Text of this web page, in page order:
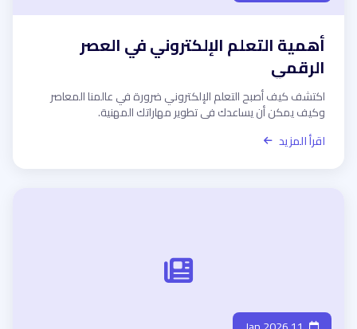
أهمية التعلم الإلكتروني في العصر
الرقمي
اكتشف كيف أصبح التعلم الإلكتروني ضرورة في عالمنا المعاصر
وكيف يمكن أن يساعدك في تطوير مهاراتك المهنية.
اقرأ المزيد